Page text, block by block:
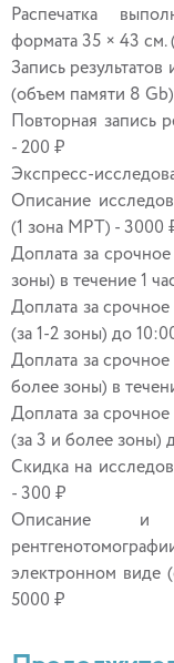
Распечатка
формата 35 × 43 см.
Запись
(объем памяти 8
Повторная запись
- 200 ₽
Экспресс-
Описание
(1 зона МРТ) - 3000
Доплата за
зоны) в течение 1
Доплата за
(за 1-2 зоны) до
Доплата за
более зоны) в
Доплата за
(за 3 и более зоны)
Скидка на
- 300 ₽
Описание и
электронном виде
5000 ₽